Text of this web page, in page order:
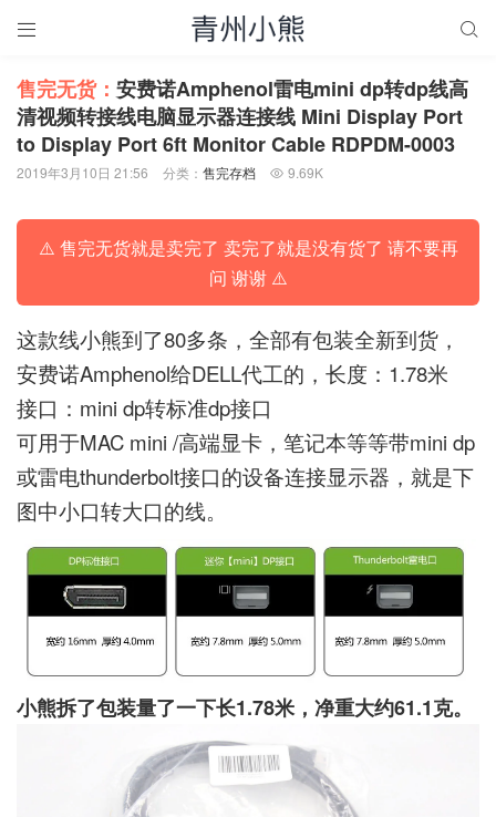
 
售完无货： 安费诺Amphenol雷电mini dp转dp线高
清视频转接线电脑显示器连接线 Mini Display Port
to Display Port 6ft Monitor Cable RDPDM-0003
2019年3月10日 21:56 分类： 售完存档  9.69K
⚠️ 售完无货就是卖完了 卖完了就是没有货了 请不要再
问 谢谢 ⚠️
这款线小熊到了80多条，全部有包装全新到货，
安费诺Amphenol给DELL代工的，长度：1.78米
接口：mini dp转标准dp接口
可用于MAC mini /高端显卡，笔记本等等带mini dp
或雷电thunderbolt接口的设备连接显示器，就是下
图中小口转大口的线。
小熊拆了包装量了一下长1.78米，净重大约61.1克。